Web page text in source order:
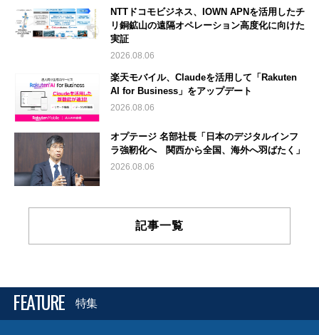
NTTドコモビジネス、IOWN APNを活用したチ
リ銅鉱山の遠隔オペレーション高度化に向けた
実証
2026.08.06
楽天モバイル、Claudeを活用して「Rakuten
AI for Business」をアップデート
2026.08.06
オプテージ 名部社長「日本のデジタルインフ
ラ強靭化へ 関西から全国、海外へ羽ばたく」
2026.08.06
記事一覧
FEATURE 特集